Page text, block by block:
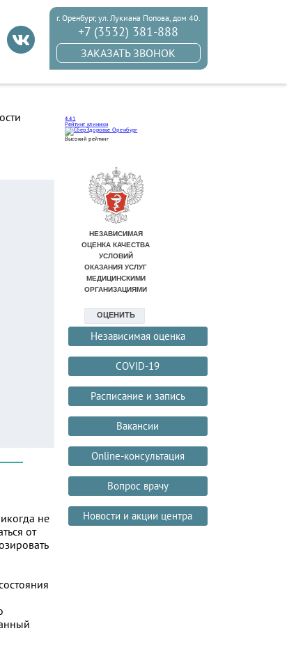
г. Оренбург, ул. Лукиана Попова, дом 40.
+7 (3532) 381-888
ЗАКАЗАТЬ ЗВОНОК
не
от
4.41
Рейтинг клиники
Высокий рейтинг
Независимая оценка
COVID-19
Расписание и запись
Вакансии
Online-консультация
Вопрос врачу
Новости и акции центра